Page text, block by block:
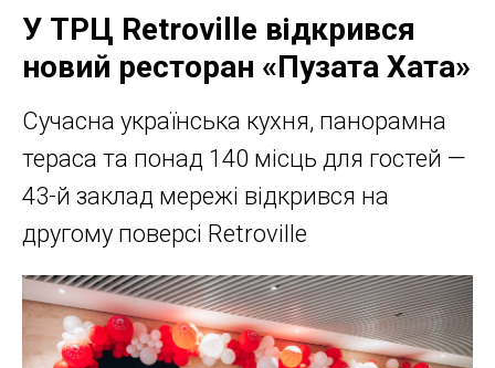
У ТРЦ Retroville відкрився
новий ресторан «Пузата Хата»
Сучасна українська кухня, панорамна
тераса та понад 140 місць для гостей —
43-й заклад мережі відкрився на
другому поверсі Retroville